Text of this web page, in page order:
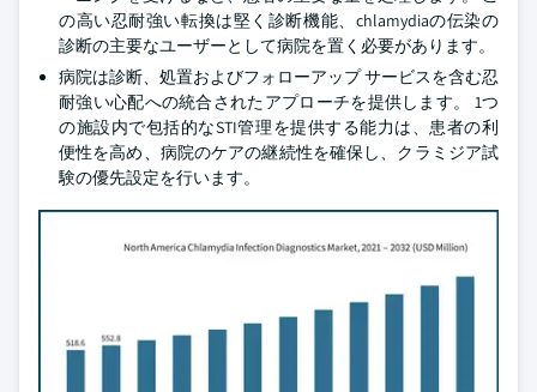
の高い忍耐強い転換は堅く診断機能、chlamydiaの伝染の
診断の主要なユーザーとして病院を置く必要があります。
病院は診断、処置およびフォローアップ サービスを含む忍
耐強い心配への統合されたアプローチを提供します。 1つ
の施設内で包括的なSTI管理を提供する能力は、患者の利
便性を高め、病院のケアの継続性を確保し、クラミジア試
験の優先設定を行います。